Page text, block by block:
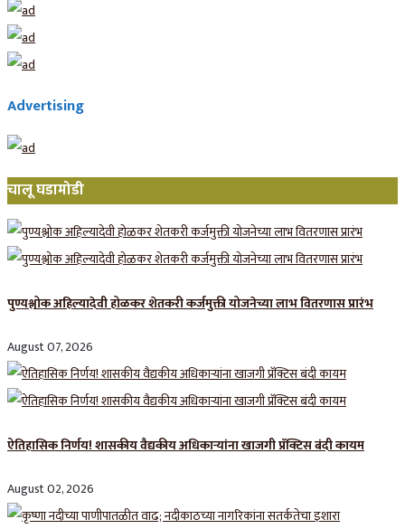
Advertising
चालू घडामोडी
पुण्यश्लोक अहिल्यादेवी होळकर शेतकरी कर्जमुक्ती योजनेच्या लाभ वितरणास प्रारंभ
August 07, 2026
ऐतिहासिक निर्णय! शासकीय वैद्यकीय अधिकाऱ्यांना खाजगी प्रॅक्टिस बंदी कायम
August 02, 2026